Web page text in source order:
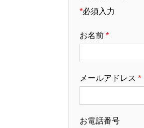
*必須入力
お名前 *
メールアドレス *
お電話番号